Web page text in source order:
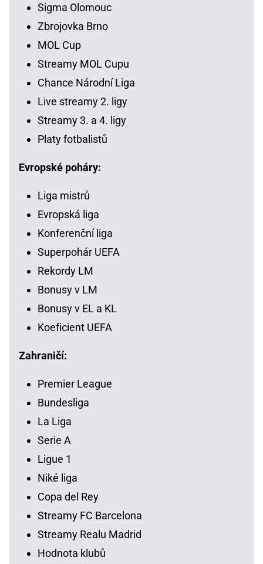
Sigma Olomouc
Zbrojovka Brno
MOL Cup
Streamy MOL Cupu
Chance Národní Liga
Live streamy 2. ligy
Streamy 3. a 4. ligy
Platy fotbalistů
Evropské poháry:
Liga mistrů
Evropská liga
Konferenční liga
Superpohár UEFA
Rekordy LM
Bonusy v LM
Bonusy v EL a KL
Koeficient UEFA
Zahraničí:
Premier League
Bundesliga
La Liga
Serie A
Ligue 1
Niké liga
Copa del Rey
Streamy FC Barcelona
Streamy Realu Madrid
Hodnota klubů